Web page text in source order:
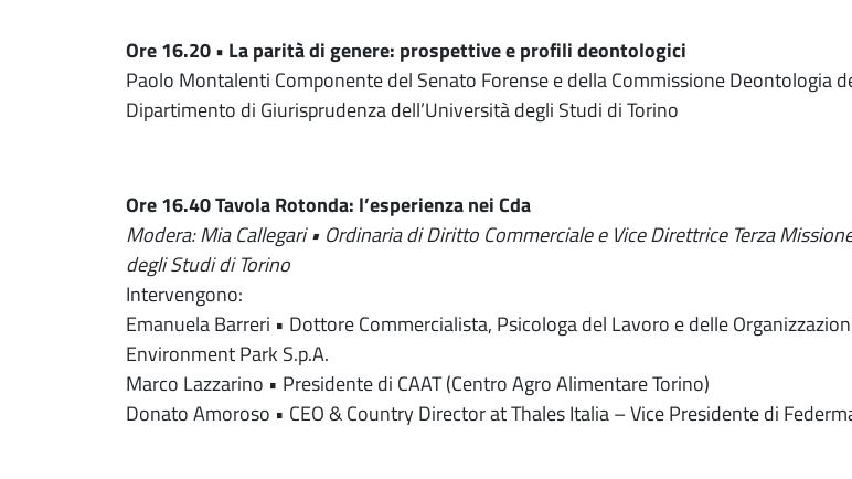
Ore 16.20 • La parità di genere: prospettive e profili deontologici
Paolo Montalenti Componente del Senato Forense e della Commissione Deontologia
Dipartimento di Giurisprudenza dell’Università degli Studi di Torino
Ore 16.40 Tavola Rotonda: l’esperienza nei Cda
Modera: Mia Callegari • Ordinaria di Diritto Commerciale e Vice Direttrice Terza
degli Studi di Torino
Intervengono:
Emanuela Barreri • Dottore Commercialista, Psicologa del Lavoro e delle
Environment Park S.p.A.
Marco Lazzarino • Presidente di CAAT (Centro Agro Alimentare Torino)
Donato Amoroso • CEO & Country Director at Thales Italia – Vice Presidente di